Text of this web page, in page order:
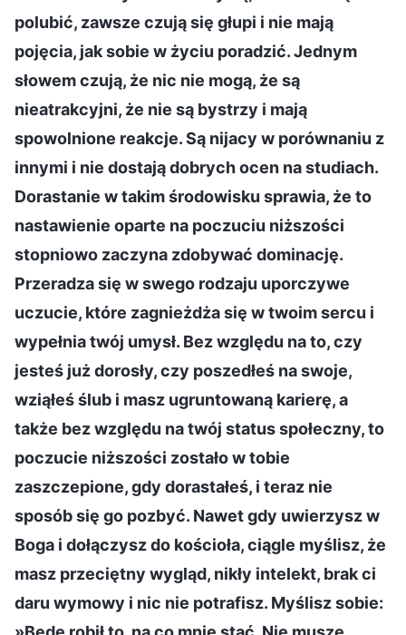
polubić, zawsze czują się głupi i nie mają
pojęcia, jak sobie w życiu poradzić. Jednym
słowem czują, że nic nie mogą, że są
nieatrakcyjni, że nie są bystrzy i mają
spowolnione reakcje. Są nijacy w porównaniu z
innymi i nie dostają dobrych ocen na studiach.
Dorastanie w takim środowisku sprawia, że to
nastawienie oparte na poczuciu niższości
stopniowo zaczyna zdobywać dominację.
Przeradza się w swego rodzaju uporczywe
uczucie, które zagnieżdża się w twoim sercu i
wypełnia twój umysł. Bez względu na to, czy
jesteś już dorosły, czy poszedłeś na swoje,
wziąłeś ślub i masz ugruntowaną karierę, a
także bez względu na twój status społeczny, to
poczucie niższości zostało w tobie
zaszczepione, gdy dorastałeś, i teraz nie
sposób się go pozbyć. Nawet gdy uwierzysz w
Boga i dołączysz do kościoła, ciągle myślisz, że
masz przeciętny wygląd, nikły intelekt, brak ci
daru wymowy i nic nie potrafisz. Myślisz sobie: